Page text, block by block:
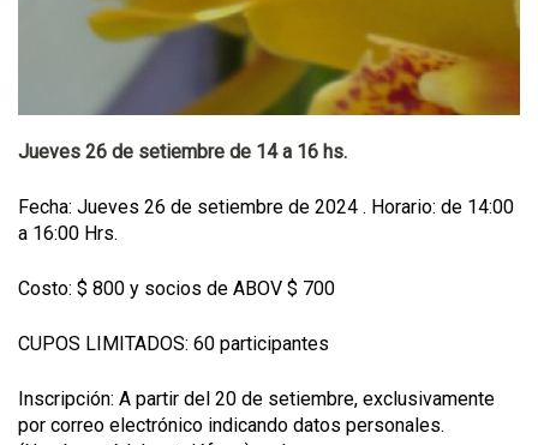
Jueves 26 de setiembre de 14 a 16 hs.
Fecha: Jueves 26 de setiembre de 2024 . Horario: de 14:00
a 16:00 Hrs.
Costo: $ 800 y socios de ABOV $ 700
CUPOS LIMITADOS: 60 participantes
Inscripción: A partir del 20 de setiembre, exclusivamente
por correo electrónico indicando datos personales.